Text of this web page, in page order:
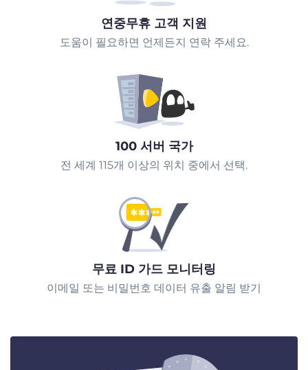
연중무휴 고객 지원
도움이 필요하면 언제든지 연락 주세요.
100 서버 국가
전 세계 115개 이상의 위치 중에서 선택.
무료 ID 가드 모니터링
이메일 또는 비밀번호 데이터 유출 알림 받기